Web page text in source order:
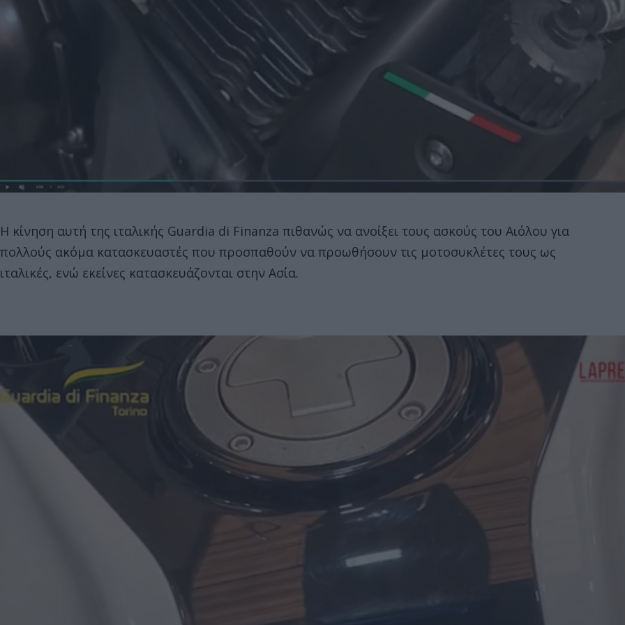
Η κίνηση αυτή της ιταλικής Guardia di Finanza πιθανώς να ανοίξει τους ασκούς του Αιόλου για
πολλούς ακόμα κατασκευαστές που προσπαθούν να προωθήσουν τις μοτοσυκλέτες τους ως
ιταλικές, ενώ εκείνες κατασκευάζονται στην Ασία.